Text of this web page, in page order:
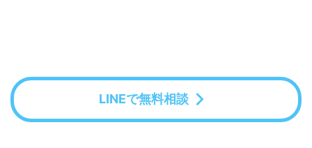
LINEで無料相談